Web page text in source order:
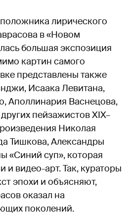
лирического
в «Новом
большая экспозиция
картин самого
представлены также
, Исаака Левитана ,
Аполлинария Васнецова ,
пейзажистов XIX–
Николая
Тишкова, Александры
«Синий суп», которая
и видео-арт. Так, кураторы
эпохи и объясняют,
оказал на
поколений.